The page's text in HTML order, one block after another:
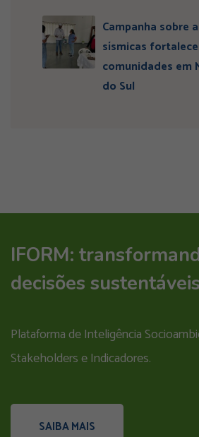
Campanha sobre
sísmicas
comunidades em
do Sul
IFORM:
decisões sustentáveis
Plataforma de Inteligência
Stakeholders e Indicadores.
SAIBA MAIS